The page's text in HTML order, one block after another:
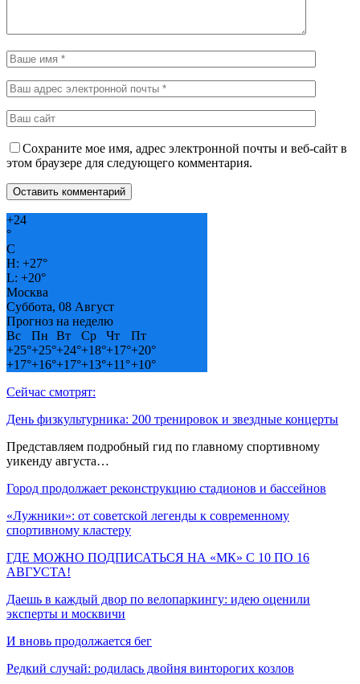
Сохраните мое имя, адрес электронной почты и веб-сайт в
этом браузере для следующего комментария.
+24
°
C
H: +27°
L: +20°
Москва
Суббота, 08 Август
Прогноз на неделю
Вс
Пн Вт Ср Чт
Пт
+25°+25°+24°+18°+17°+20°
+17°+16°+17°+13°+11°+10°
Сейчас смотрят:
День физкультурника: 200 тренировок и звездные концерты
Представляем подробный гид по главному спортивному
уикенду августа…
Город продолжает реконструкцию стадионов и бассейнов
«Лужники»: от советской легенды к современному
спортивному кластеру
ГДЕ МОЖНО ПОДПИСАТЬСЯ НА «МК» С 10 ПО 16
АВГУСТА!
Даешь в каждый двор по велопаркингу: идею оценили
эксперты и москвичи
И вновь продолжается бег
Редкий случай: родилась двойня винторогих козлов